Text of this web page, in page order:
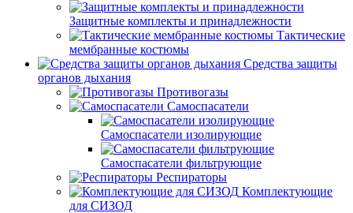
Защитные комплекты и принадлежности
Тактические
мембранные костюмы
Средства защиты
органов дыхания
Противогазы
Самоспасатели
Самоспасатели изолирующие
Самоспасатели фильтрующие
Респираторы
Комплектующие
для СИЗОД